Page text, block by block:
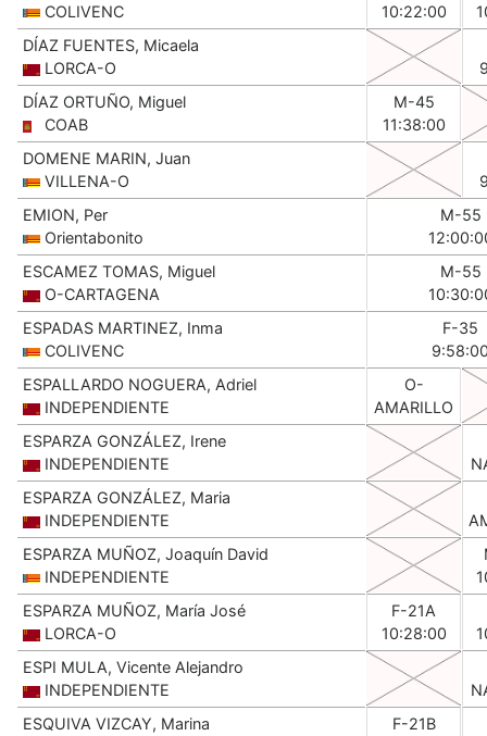
COLIVENC
10:22:00
DÍAZ FUENTES, Micaela
LORCA-O
DÍAZ ORTUÑO, Miguel
COAB
M-45
11:38:00
DOMENE MARIN, Juan
VILLENA-O
EMION, Per
Orientabonito
M-55
ESCAMEZ TOMAS, Miguel
O-CARTAGENA
M-55
ESPADAS MARTINEZ, Inma
COLIVENC
F-35
ESPALLARDO NOGUERA, Adriel
INDEPENDIENTE
O-
AMARILLO
ESPARZA GONZÁLEZ, Irene
INDEPENDIENTE
ESPARZA GONZÁLEZ, Maria
INDEPENDIENTE
ESPARZA MUÑOZ, Joaquín David
INDEPENDIENTE
ESPARZA MUÑOZ, María José
LORCA-O
F-21A
10:28:00
ESPI MULA, Vicente Alejandro
INDEPENDIENTE
ESQUIVA VIZCAY, Marina
F-21B